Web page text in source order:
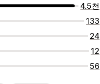
4.5천
133
24
12
56